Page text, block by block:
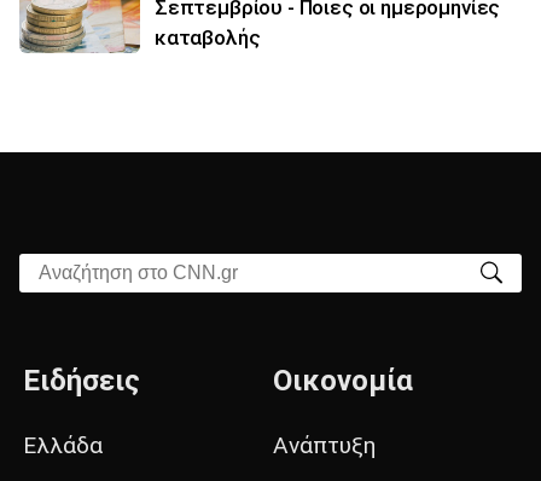
Σεπτεμβρίου - Ποιες οι ημερομηνίες
καταβολής
Αναζήτηση στο CNN.gr
Ειδήσεις
Ελλάδα
Οικονομία
Ανάπτυξη